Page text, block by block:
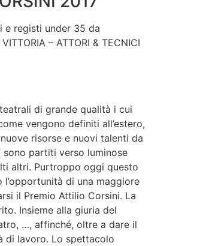
registi under 35 da
– ATTORI & TECNICI
di grande qualità i cui
vengono definiti all’estero,
risorse e nuovi talenti da
sono partiti verso luminose
altri. Purtroppo oggi questo
di una maggiore
il Premio Attilio Corsini. La
Insieme alla giuria del
…, affinché, oltre a dare il
di lavoro. Lo spettacolo